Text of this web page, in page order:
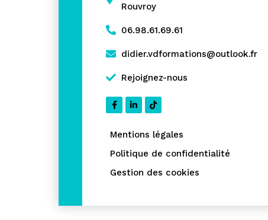
Rouvroy
06.98.61.69.61
didier.vdformations@outlook.fr
Rejoignez-nous
Mentions légales
Politique de confidentialité
Gestion des cookies